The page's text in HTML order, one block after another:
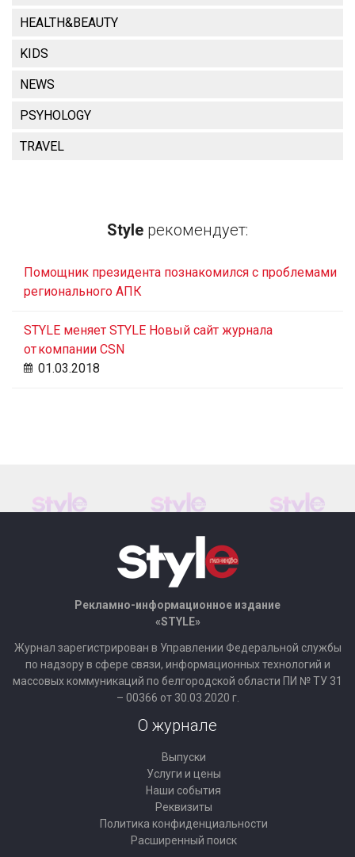
HEALTH&BEAUTY
KIDS
NEWS
PSYHOLOGY
TRAVEL
Style рекомендует:
Помощник президента познакомился с проблемами
регионального АПК
STYLE меняет STYLE Новый сайт журнала
от компании CSN
01.03.2018
Рекламно-информационное издание
«STYLE»
Журнал зарегистрирован в Управлении Федеральной службы
по надзору в сфере связи, информационных технологий и
массовых коммуникаций по белгородской области ПИ № ТУ 31
– 00366 от 30.03.2020 г.
О журнале
Выпуски
Услуги и цены
Наши события
Реквизиты
Политика конфиденциальности
Расширенный поиск